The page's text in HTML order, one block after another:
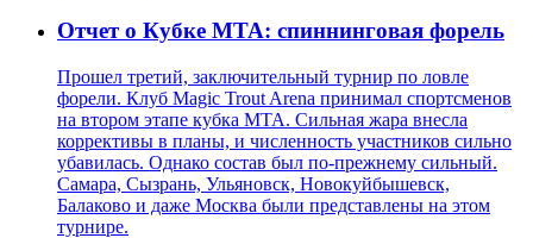
Отчет о Кубке МТА: спиннинговая форель
Прошел третий, заключительный турнир по ловле
форели. Клуб Magic Trout Arena принимал спортсменов
на втором этапе кубка MTA. Сильная жара внесла
коррективы в планы, и численность участников сильно
убавилась. Однако состав был по-прежнему сильный.
Самара, Сызрань, Ульяновск, Новокуйбышевск,
Балаково и даже Москва были представлены на этом
турнире.